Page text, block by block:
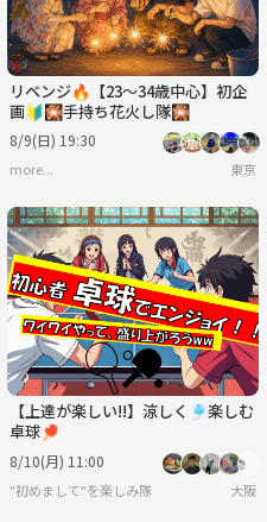
リベンジ🔥【23～34歳中心】初企
画🔰🎇手持ち花火し隊🎇
8/9(日) 19:30
more... 東京
【上達が楽しい!!】涼しく🎐楽しむ
卓球🏓
8/10(月) 11:00
"初めまして"を楽しみ隊 大阪